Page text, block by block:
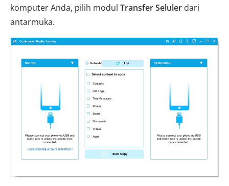
komputer Anda, pilih modul Transfer Seluler dari
antarmuka.